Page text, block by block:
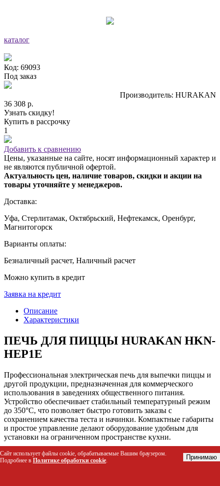
каталог
Код: 69093
Под заказ
Производитель: HURAKAN
36 308 р.
Узнать скидку!
Купить в рассрочку
1
Добавить к сравнению
Цены, указанные на сайте, носят информационный характер и
не являются публичной офертой.
Актуальность цен, наличие товаров, скидки и акции на
товары уточняйте у менеджеров.
Доставка:
Уфа, Стерлитамак, Октябрьский, Нефтекамск, Оренбург,
Магнитогорск
Варианты оплаты:
Безналичный расчет, Наличный расчет
Можно купить в кредит
Заявка на кредит
Описание
Характеристики
ПЕЧЬ ДЛЯ ПИЦЦЫ HURAKAN HKN-
HEP1E
Профессиональная электрическая печь для выпечки пиццы и
другой продукции, предназначенная для коммерческого
использования в заведениях общественного питания.
Устройство обеспечивает стабильный температурный режим
до 350°C, что позволяет быстро готовить заказы с
сохранением качества теста и начинки. Компактные габариты
и простое управление делают оборудование удобным для
установки на ограниченном пространстве кухни.
Кому подойдет этот товар
Сайт использует файлы cookie, обрабатываемые Вашим браузером.
Подробнее в Политике обработки cookie. Принимаю